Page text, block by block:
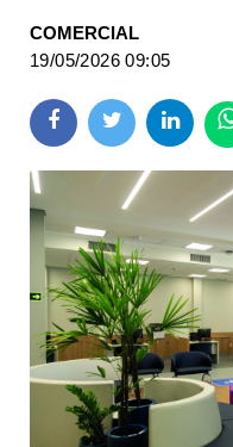
COMERCIAL
19/05/2026 09:05